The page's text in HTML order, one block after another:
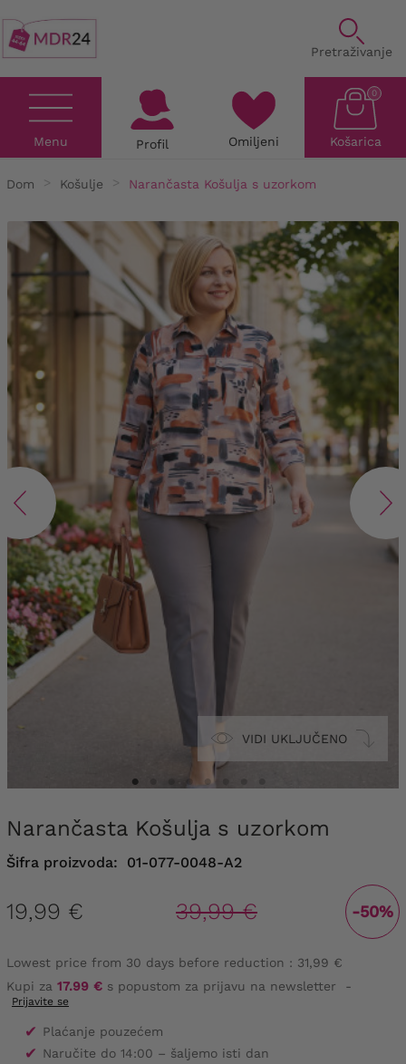
Pretraživanje
Menu Profil Omiljeni Košarica
0
Dom Košulje Narančasta Košulja s uzorkom
VIDI UKLJUČENO
Narančasta Košulja s uzorkom
Šifra proizvoda: 01-077-0048-A2
19,99 € 39,99 € -50%
Lowest price from 30 days before reduction : 31,99 €
Kupi za 17.99 € s popustom za prijavu na newsletter -
Prijavite se
✔ Plaćanje pouzećem
✔ Naručite do 14:00 – šaljemo isti dan